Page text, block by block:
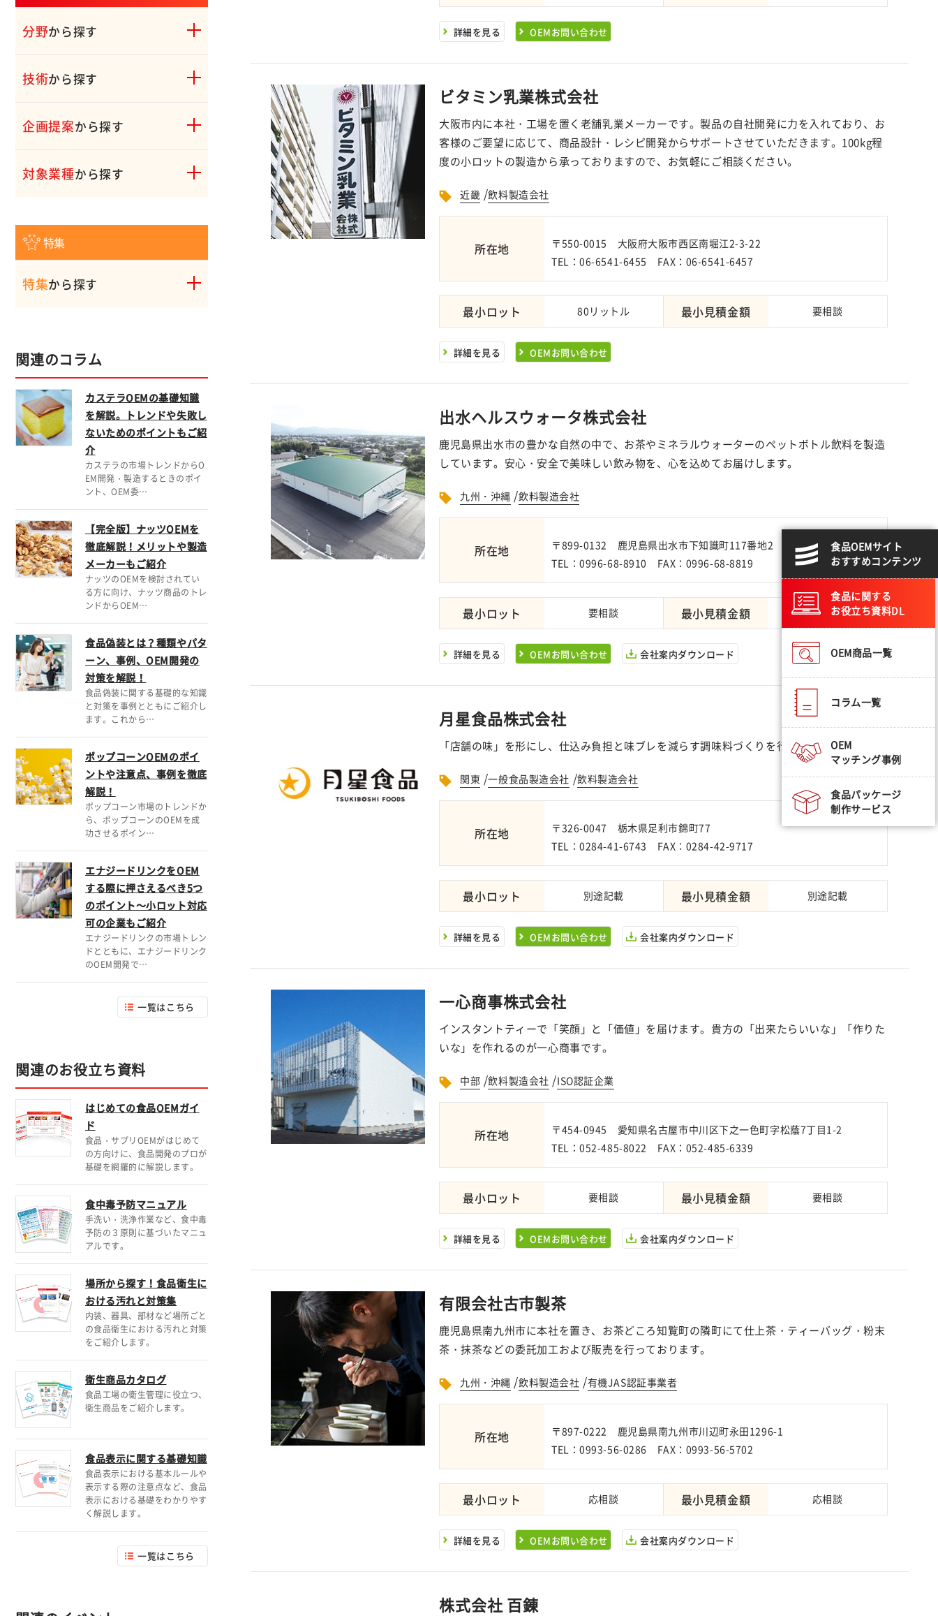
分野から探す
技術から探す
企画提案から探す
対象業種から探す
特集
特集から探す
関連のコラム
カステラOEMの基礎知識
を解説。トレンドや失敗し
ないためのポイントもご紹
介
カステラの市場トレンドからO
EM開発・製造するときのポイ
ント、OEM委…
【完全版】ナッツOEMを
徹底解説！メリットや製造
メーカーもご紹介
ナッツのOEMを検討されてい
る方に向け、ナッツ商品のトレ
ンドからOEM…
食品偽装とは？種類やパタ
ーン、事例、OEM開発の
対策を解説！
食品偽装に関する基礎的な知識
と対策を事例とともにご紹介し
ます。これから…
ポップコーンOEMのポイ
ントや注意点、事例を徹底
解説！
ポップコーン市場のトレンドか
ら、ポップコーンのOEMを成
功させるポイン…
エナジードリンクをOEM
する際に押さえるべき5つ
のポイント～小ロット対応
可の企業もご紹介
エナジードリンクの市場トレン
ドとともに、エナジードリンク
のOEM開発で…
一覧はこちら
関連のお役立ち資料
はじめての食品OEMガイ
ド
食品・サプリOEMがはじめて
の方向けに、食品開発のプロが
基礎を網羅的に解説します。
食中毒予防マニュアル
手洗い・洗浄作業など、食中毒
予防の３原則に基づいたマニュ
アルです。
場所から探す！食品衛生に
おける汚れと対策集
内装、器具、部材など場所ごと
の食品衛生における汚れと対策
をご紹介します。
衛生商品カタログ
食品工場の衛生管理に役立つ、
衛生商品をご紹介します。
食品表示に関する基礎知識
食品表示における基本ルールや
表示する際の注意点など、食品
表示における基礎をわかりやす
く解説します。
一覧はこちら
詳細を見る OEMお問い合わせ
ビタミン乳業株式会社
大阪市内に本社・工場を置く老舗乳業メーカーです。製品の自社開発に力を入れており、お
客様のご要望に応じて、商品設計・レシピ開発からサポートさせていただきます。100kg程
度の小ロットの製造から承っておりますので、お気軽にご相談ください。
近畿 /飲料製造会社
所在地
〒550-0015 大阪府大阪市西区南堀江2-3-22
TEL：06-6541-6455 FAX：06-6541-6457
最小ロット 80リットル 最小見積金額 要相談
詳細を見る OEMお問い合わせ
出水ヘルスウォータ株式会社
鹿児島県出水市の豊かな自然の中で、お茶やミネラルウォーターのペットボトル飲料を製造
しています。安心・安全で美味しい飲み物を、心を込めてお届けします。
九州・沖縄 /飲料製造会社
所在地
〒899-0132 鹿児島県出水市下知識町117番地2
TEL：0996-68-8910 FAX：0996-68-8819
最小ロット 要相談 最小見積金額 要相談
詳細を見る OEMお問い合わせ 会社案内ダウンロード
月星食品株式会社
「店舗の味」を形にし、仕込み負担と味ブレを減らす調味料づくりを行います。
関東 /一般食品製造会社 /飲料製造会社
所在地
〒326-0047 栃木県足利市錦町77
TEL：0284-41-6743 FAX：0284-42-9717
最小ロット 別途記載 最小見積金額 別途記載
詳細を見る OEMお問い合わせ 会社案内ダウンロード
一心商事株式会社
インスタントティーで「笑顔」と「価値」を届けます。貴方の「出来たらいいな」「作りた
いな」を作れるのが一心商事です。
中部 /飲料製造会社 /ISO認証企業
所在地
〒454-0945 愛知県名古屋市中川区下之一色町字松蔭7丁目1-2
TEL：052-485-8022 FAX：052-485-6339
最小ロット 要相談 最小見積金額 要相談
詳細を見る OEMお問い合わせ 会社案内ダウンロード
有限会社古市製茶
鹿児島県南九州市に本社を置き、お茶どころ知覧町の隣町にて仕上茶・ティーバッグ・粉末
茶・抹茶などの委託加工および販売を行っております。
九州・沖縄 /飲料製造会社 /有機JAS認証事業者
所在地
〒897-0222 鹿児島県南九州市川辺町永田1296-1
TEL：0993-56-0286 FAX：0993-56-5702
最小ロット 応相談 最小見積金額 応相談
詳細を見る OEMお問い合わせ 会社案内ダウンロード
株式会社 百錬
食品OEMサイト
おすすめコンテンツ
食品に関する
お役立ち資料DL
OEM商品一覧
コラム一覧
OEM
マッチング事例
食品パッケージ
制作サービス